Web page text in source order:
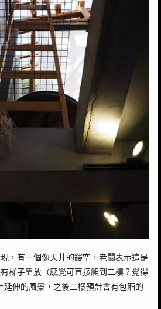
，有一個像天井的鏤空，老闆表示這是
梯子靠放（感覺可直接爬到二樓？覺得
延伸的風景，之後二樓預計會有包廂的